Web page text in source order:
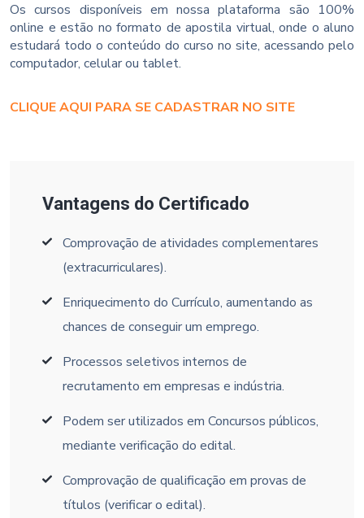
Os cursos disponíveis em nossa plataforma são 100%
online e estão no formato de apostila virtual, onde o aluno
estudará todo o conteúdo do curso no site, acessando pelo
computador, celular ou tablet.
CLIQUE AQUI PARA SE CADASTRAR NO SITE
Vantagens do Certificado
Comprovação de atividades complementares
(extracurriculares).
Enriquecimento do Currículo, aumentando as
chances de conseguir um emprego.
Processos seletivos internos de
recrutamento em empresas e indústria.
Podem ser utilizados em Concursos públicos,
mediante verificação do edital.
Comprovação de qualificação em provas de
títulos (verificar o edital).